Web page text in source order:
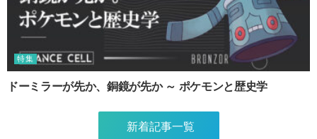
特集
ドーミラーが先か、銅鏡が先か ～ ポケモンと歴史学
新着記事一覧